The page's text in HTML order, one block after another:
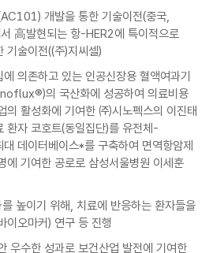
개발을 통한 기술이전(중국,
高발현되는 항-HER2에 특이적으로
기술이전((주)지씨셀)
의존하고 있는 인공신장용 혈액여과기
의 국산화에 성공하여 의료비용
의 활성화에 기여한 ㈜시노펙스의 이진태
환자 코호트(동일집단)를 유전체-
데이터베이스*를 구축하여 면역항암제
에 기여한 공로로 삼성서울병원 이세훈
높이기 위해, 치료에 반응하는 환자들을
이오마커) 연구 등 진행
우수한 성과로 보건산업 발전에 기여한